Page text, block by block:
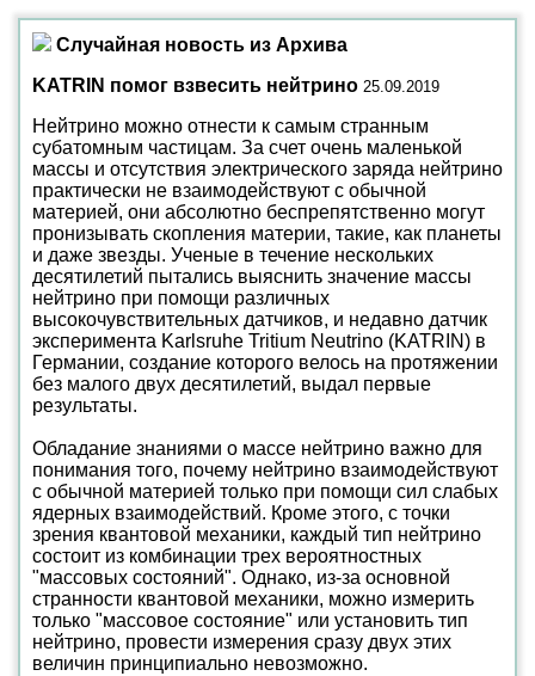
Случайная новость из Архива
KATRIN помог взвесить нейтрино 25.09.2019
Нейтрино можно отнести к самым странным
субатомным частицам. За счет очень маленькой
массы и отсутствия электрического заряда нейтрино
практически не взаимодействуют с обычной
материей, они абсолютно беспрепятственно могут
пронизывать скопления материи, такие, как планеты
и даже звезды. Ученые в течение нескольких
десятилетий пытались выяснить значение массы
нейтрино при помощи различных
высокочувствительных датчиков, и недавно датчик
эксперимента Karlsruhe Tritium Neutrino (KATRIN) в
Германии, создание которого велось на протяжении
без малого двух десятилетий, выдал первые
результаты.
Обладание знаниями о массе нейтрино важно для
понимания того, почему нейтрино взаимодействуют
с обычной материей только при помощи сил слабых
ядерных взаимодействий. Кроме этого, с точки
зрения квантовой механики, каждый тип нейтрино
состоит из комбинации трех вероятностных
"массовых состояний". Однако, из-за основной
странности квантовой механики, можно измерить
только "массовое состояние" или установить тип
нейтрино, провести измерения сразу двух этих
величин принципиально невозможно.